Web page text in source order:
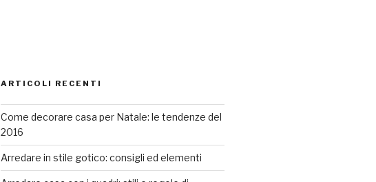
ARTICOLI RECENTI
Come decorare casa per Natale: le tendenze del
2016
Arredare in stile gotico: consigli ed elementi